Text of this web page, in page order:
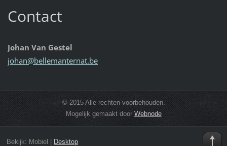
Contact
Johan Van Gestel
johan@bellemanternat.be
© 2015 Alle rechten voorbehouden.
Mogelijk gemaakt door Webnode
Bekijk: Mobiel Desktop